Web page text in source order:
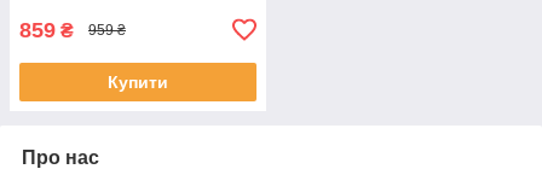
859 ₴ 959 ₴
Купити
Про нас